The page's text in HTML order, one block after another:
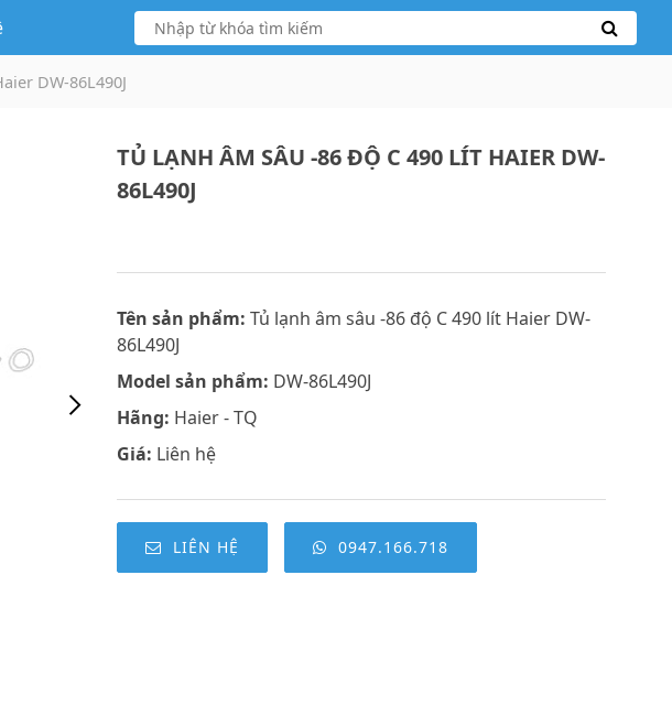
DW-86L490J
TỦ LẠNH ÂM SÂU -86 ĐỘ C 490 LÍT HAIER DW-
86L490J
Tên sản phẩm: Tủ lạnh âm sâu -86 độ C 490 lít Haier DW-
86L490J
Model sản phẩm: DW-86L490J
Hãng: Haier - TQ
Giá: Liên hệ
LIÊN HỆ 0947.166.718